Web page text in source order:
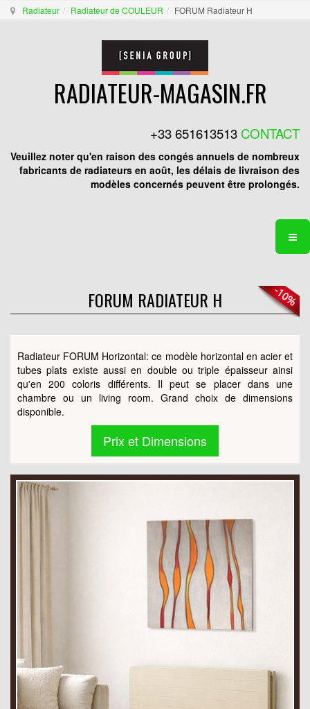
Radiateur Radiateur de COULEUR FORUM Radiateur H
RADIATEUR-MAGASIN.FR
+33 651613513 CONTACT
Veuillez noter qu'en raison des congés annuels de nombreux
fabricants de radiateurs en août, les délais de livraison des
modèles concernés peuvent être prolongés.
FORUM RADIATEUR H
Radiateur FORUM Horizontal: ce modèle horizontal en acier et
tubes plats existe aussi en double ou triple épaisseur ainsi
qu'en 200 coloris différents. Il peut se placer dans une
chambre ou un living room. Grand choix de dimensions
disponible.
Prix et Dimensions